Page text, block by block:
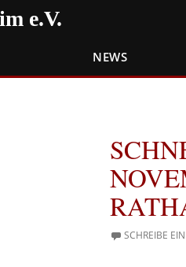
e.V.
NEWS
SCHREIBE